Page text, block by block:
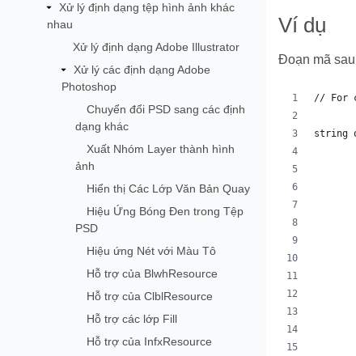
Xử lý định dạng tệp hình ảnh khác
nhau
Xử lý định dạng Adobe Illustrator
Xử lý các định dạng Adobe
Photoshop
Chuyển đổi PSD sang các định
dạng khác
Xuất Nhóm Layer thành hình
ảnh
Hiển thị Các Lớp Văn Bản Quay
Hiệu Ứng Bóng Đen trong Tệp
PSD
Hiệu ứng Nét với Màu Tô
Hỗ trợ của BlwhResource
Hỗ trợ của ClblResource
Hỗ trợ các lớp Fill
Hỗ trợ của InfxResource
Ví dụ
Đoạn mã
// For
string